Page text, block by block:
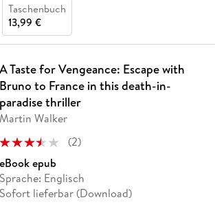
Taschenbuch
13,99 €
A Taste for Vengeance: Escape with
Bruno to France in this death-in-
paradise thriller
Martin Walker
(2)
eBook epub
Sprache: Englisch
Sofort lieferbar (Download)